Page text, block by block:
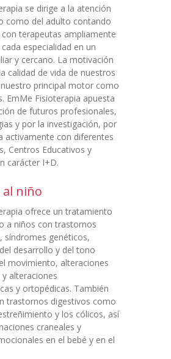
se dirige a la atención
como del adulto contando
terapeutas ampliamente
especialidad en un
y cercano. La motivación
calidad de vida de nuestros
principal motor como
EmMe Fisioterapia apuesta
de futuros profesionales,
y por la investigación, por
activamente con diferentes
Centros Educativos y
carácter I+D.
niño
ofrece un tratamiento
a niños con trastornos
síndromes genéticos,
desarrollo y del tono
movimiento, alteraciones
alteraciones
y ortopédicas. También
trastornos digestivos como
y los cólicos, así
craneales y
en el bebé y en el